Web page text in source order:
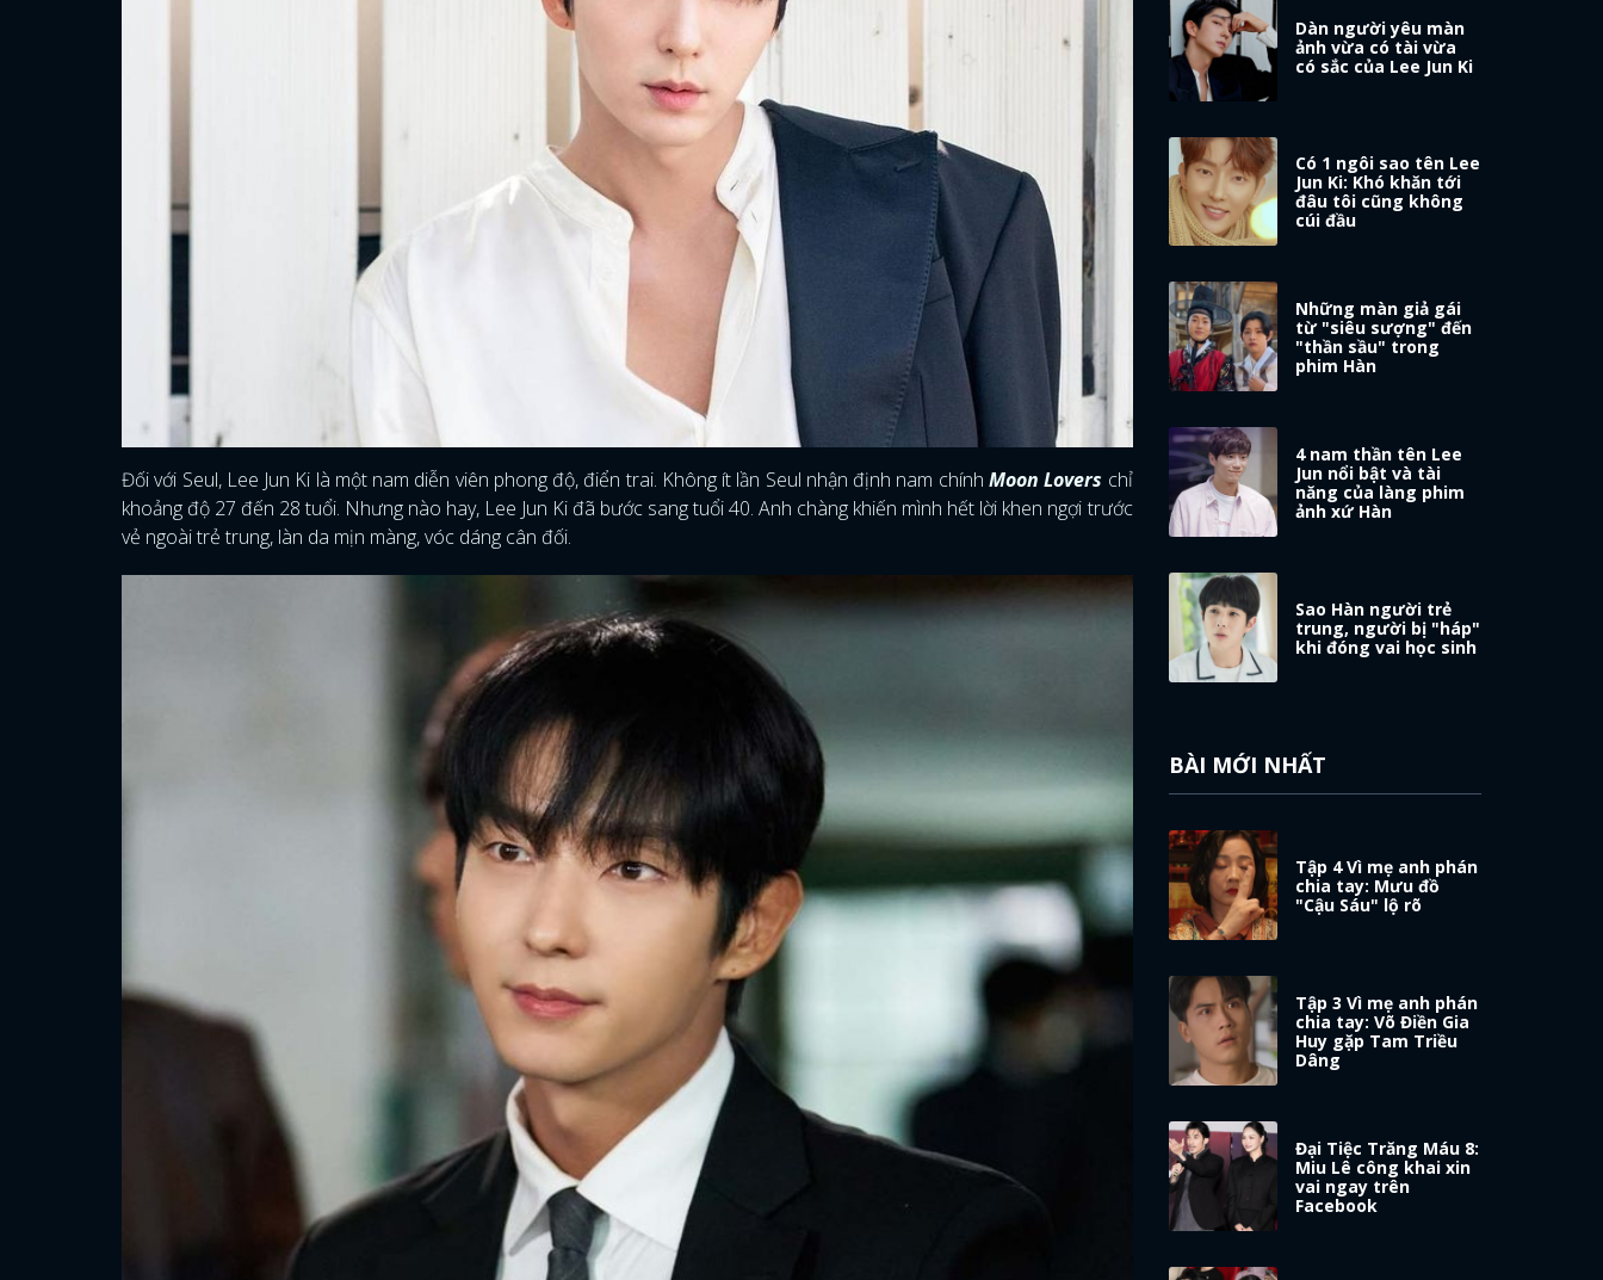
Đối với Seul, Lee Jun Ki là một nam diễn viên phong độ, điển trai. Không ít lần Seul nhận định nam chính Moon Lovers chỉ
khoảng độ 27 đến 28 tuổi. Nhưng nào hay, Lee Jun Ki đã bước sang tuổi 40. Anh chàng khiến mình hết lời khen ngợi trước
vẻ ngoài trẻ trung, làn da mịn màng, vóc dáng cân đối.
Dàn người yêu màn
ảnh vừa có tài vừa
có sắc của Lee Jun Ki
Có 1 ngôi sao tên Lee
Jun Ki: Khó khăn tới
đâu tôi cũng không
cúi đầu
Những màn giả gái
từ "siêu sượng" đến
"thần sầu" trong
phim Hàn
4 nam thần tên Lee
Jun nổi bật và tài
năng của làng phim
ảnh xứ Hàn
Sao Hàn người trẻ
trung, người bị "háp"
khi đóng vai học sinh
BÀI MỚI NHẤT
Tập 4 Vì mẹ anh phán
chia tay: Mưu đồ
"Cậu Sáu" lộ rõ
Tập 3 Vì mẹ anh phán
chia tay: Võ Điền Gia
Huy gặp Tam Triều
Dâng
Đại Tiệc Trăng Máu 8:
Miu Lê công khai xin
vai ngay trên
Facebook